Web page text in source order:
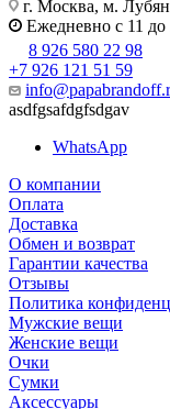
г. Москва, м.
Ежедневно с 11 до
8 926 580 22 98
+7 926 121 51 59
asdfgsafdgfsdgav
WhatsApp
О компании
Оплата
Доставка
Обмен и возврат
Гарантии качества
Отзывы
Политика
Мужские вещи
Женские вещи
Очки
Сумки
Аксессуары